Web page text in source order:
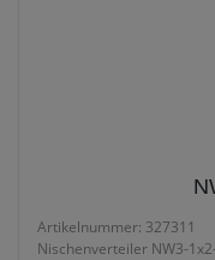
Artikelnummer: 327311
Nischenverteiler NW3-